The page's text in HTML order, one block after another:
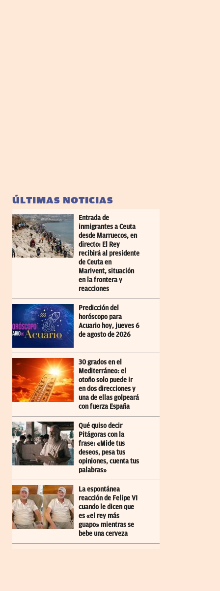
ÚLTIMAS NOTICIAS
Entrada de
inmigrantes a Ceuta
desde Marruecos, en
directo: El Rey
recibirá al presidente
de Ceuta en
Marivent, situación
en la frontera y
reacciones
Predicción del
horóscopo para
Acuario hoy, jueves 6
de agosto de 2026
30 grados en el
Mediterráneo: el
otoño solo puede ir
en dos direcciones y
una de ellas golpeará
con fuerza España
Qué quiso decir
Pitágoras con la
frase: «Mide tus
deseos, pesa tus
opiniones, cuenta tus
palabras»
La espontánea
reacción de Felipe VI
cuando le dicen que
es «el rey más
guapo» mientras se
bebe una cerveza